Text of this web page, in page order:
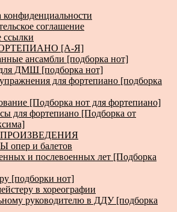
соглашение
ссылки
[А-Я]
ансамбли [подборка нот]
ДМШ [подборка нот]
для фортепиано [подборка
[Подборка нот для фортепиано]
для фортепиано [Подборка от
и балетов
и послевоенных лет [Подборка
[подборки нот]
в хореографии
руководителю в ДДУ [подборка